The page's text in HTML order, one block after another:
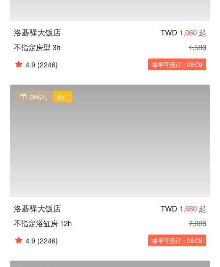
洛碁驿大饭店 TWD 1,060 起
不指定房型 3h
1,580
4.9 (2246) 最早可预订：08/09
加码礼 热门
洛碁驿大饭店 TWD 1,680 起
不指定浴缸房 12h
7,000
4.9 (2246) 最早可预订：08/08